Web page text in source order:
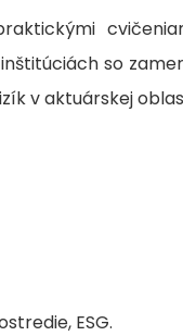
so
v aktuárskej
ESG.